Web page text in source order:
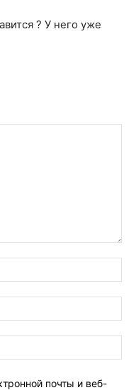
? У него уже
почты и веб-